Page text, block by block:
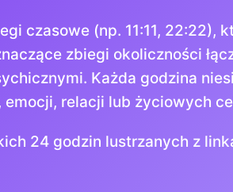
czasowe (np. 11:11, 22:22),
zbiegi okoliczności
Każda godzina
relacji lub życiowych
24 godzin lustrzanych z